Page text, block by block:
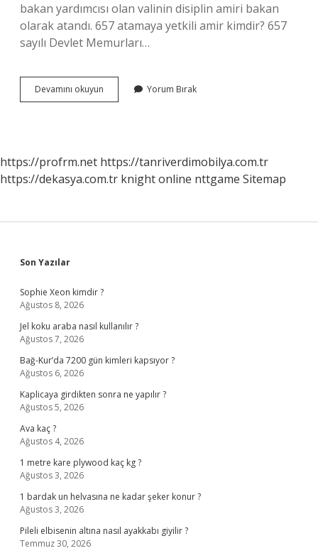
bakan yardımcısı olan valinin disiplin amiri bakan
olarak atandı. 657 atamaya yetkili amir kimdir? 657
sayılı Devlet Memurları…
Devamını okuyun Memurların
Disiplin
Yorum Bırak
https://profrm.net https://tanriverdimobilya.com.tr
https://dekasya.com.tr knight online nttgame Sitemap
Sidebar
Son Yazılar
Sophie Xeon kimdir ?
Ağustos 8, 2026
Jel koku araba nasıl kullanılır ?
Ağustos 7, 2026
Bağ-Kur’da 7200 gün kimleri kapsıyor ?
Ağustos 6, 2026
Kaplicaya girdikten sonra ne yapılır ?
Ağustos 5, 2026
Ava kaç ?
Ağustos 4, 2026
1 metre kare plywood kaç kg ?
Ağustos 3, 2026
1 bardak un helvasına ne kadar şeker konur ?
Ağustos 3, 2026
Pileli elbisenin altına nasıl ayakkabı giyilir ?
Temmuz 30, 2026